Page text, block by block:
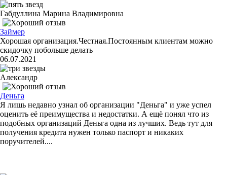
Габдуллина Марина Владимировна
Займер
Хорошая организация.Честная.Постоянным клиентам можно
скидочку побольше делать
06.07.2021
Александр
Деньга
Я лишь недавно узнал об организации "Деньга" и уже успел
оценить её преимущества и недостатки. А ещё понял что из
подобных организаций Деньга одна из лучших. Ведь тут для
получения кредита нужен только паспорт и никаких
поручителей....